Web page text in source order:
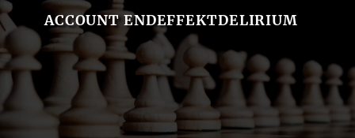
ACCOUNT ENDEFFEKTDELIRIUM